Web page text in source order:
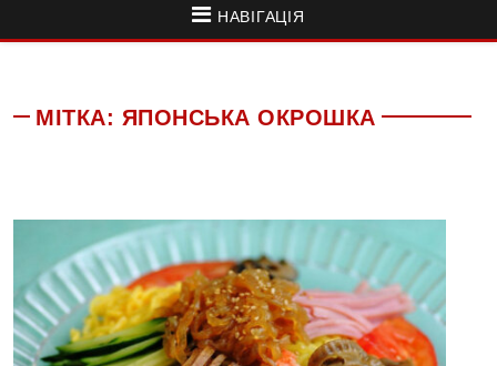
НАВІГАЦІЯ
МІТКА: ЯПОНСЬКА ОКРОШКА